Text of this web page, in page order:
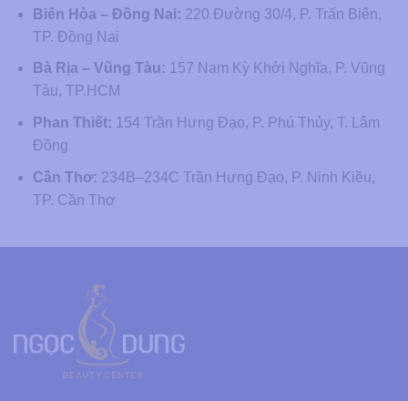
Biên Hòa – Đồng Nai: 220 Đường 30/4, P. Trấn Biên,
TP. Đồng Nai
Bà Rịa – Vũng Tàu: 157 Nam Kỳ Khởi Nghĩa, P. Vũng
Tàu, TP.HCM
Phan Thiết: 154 Trần Hưng Đạo, P. Phú Thủy, T. Lâm
Đồng
Cần Thơ: 234B–234C Trần Hưng Đạo, P. Ninh Kiều,
TP. Cần Thơ